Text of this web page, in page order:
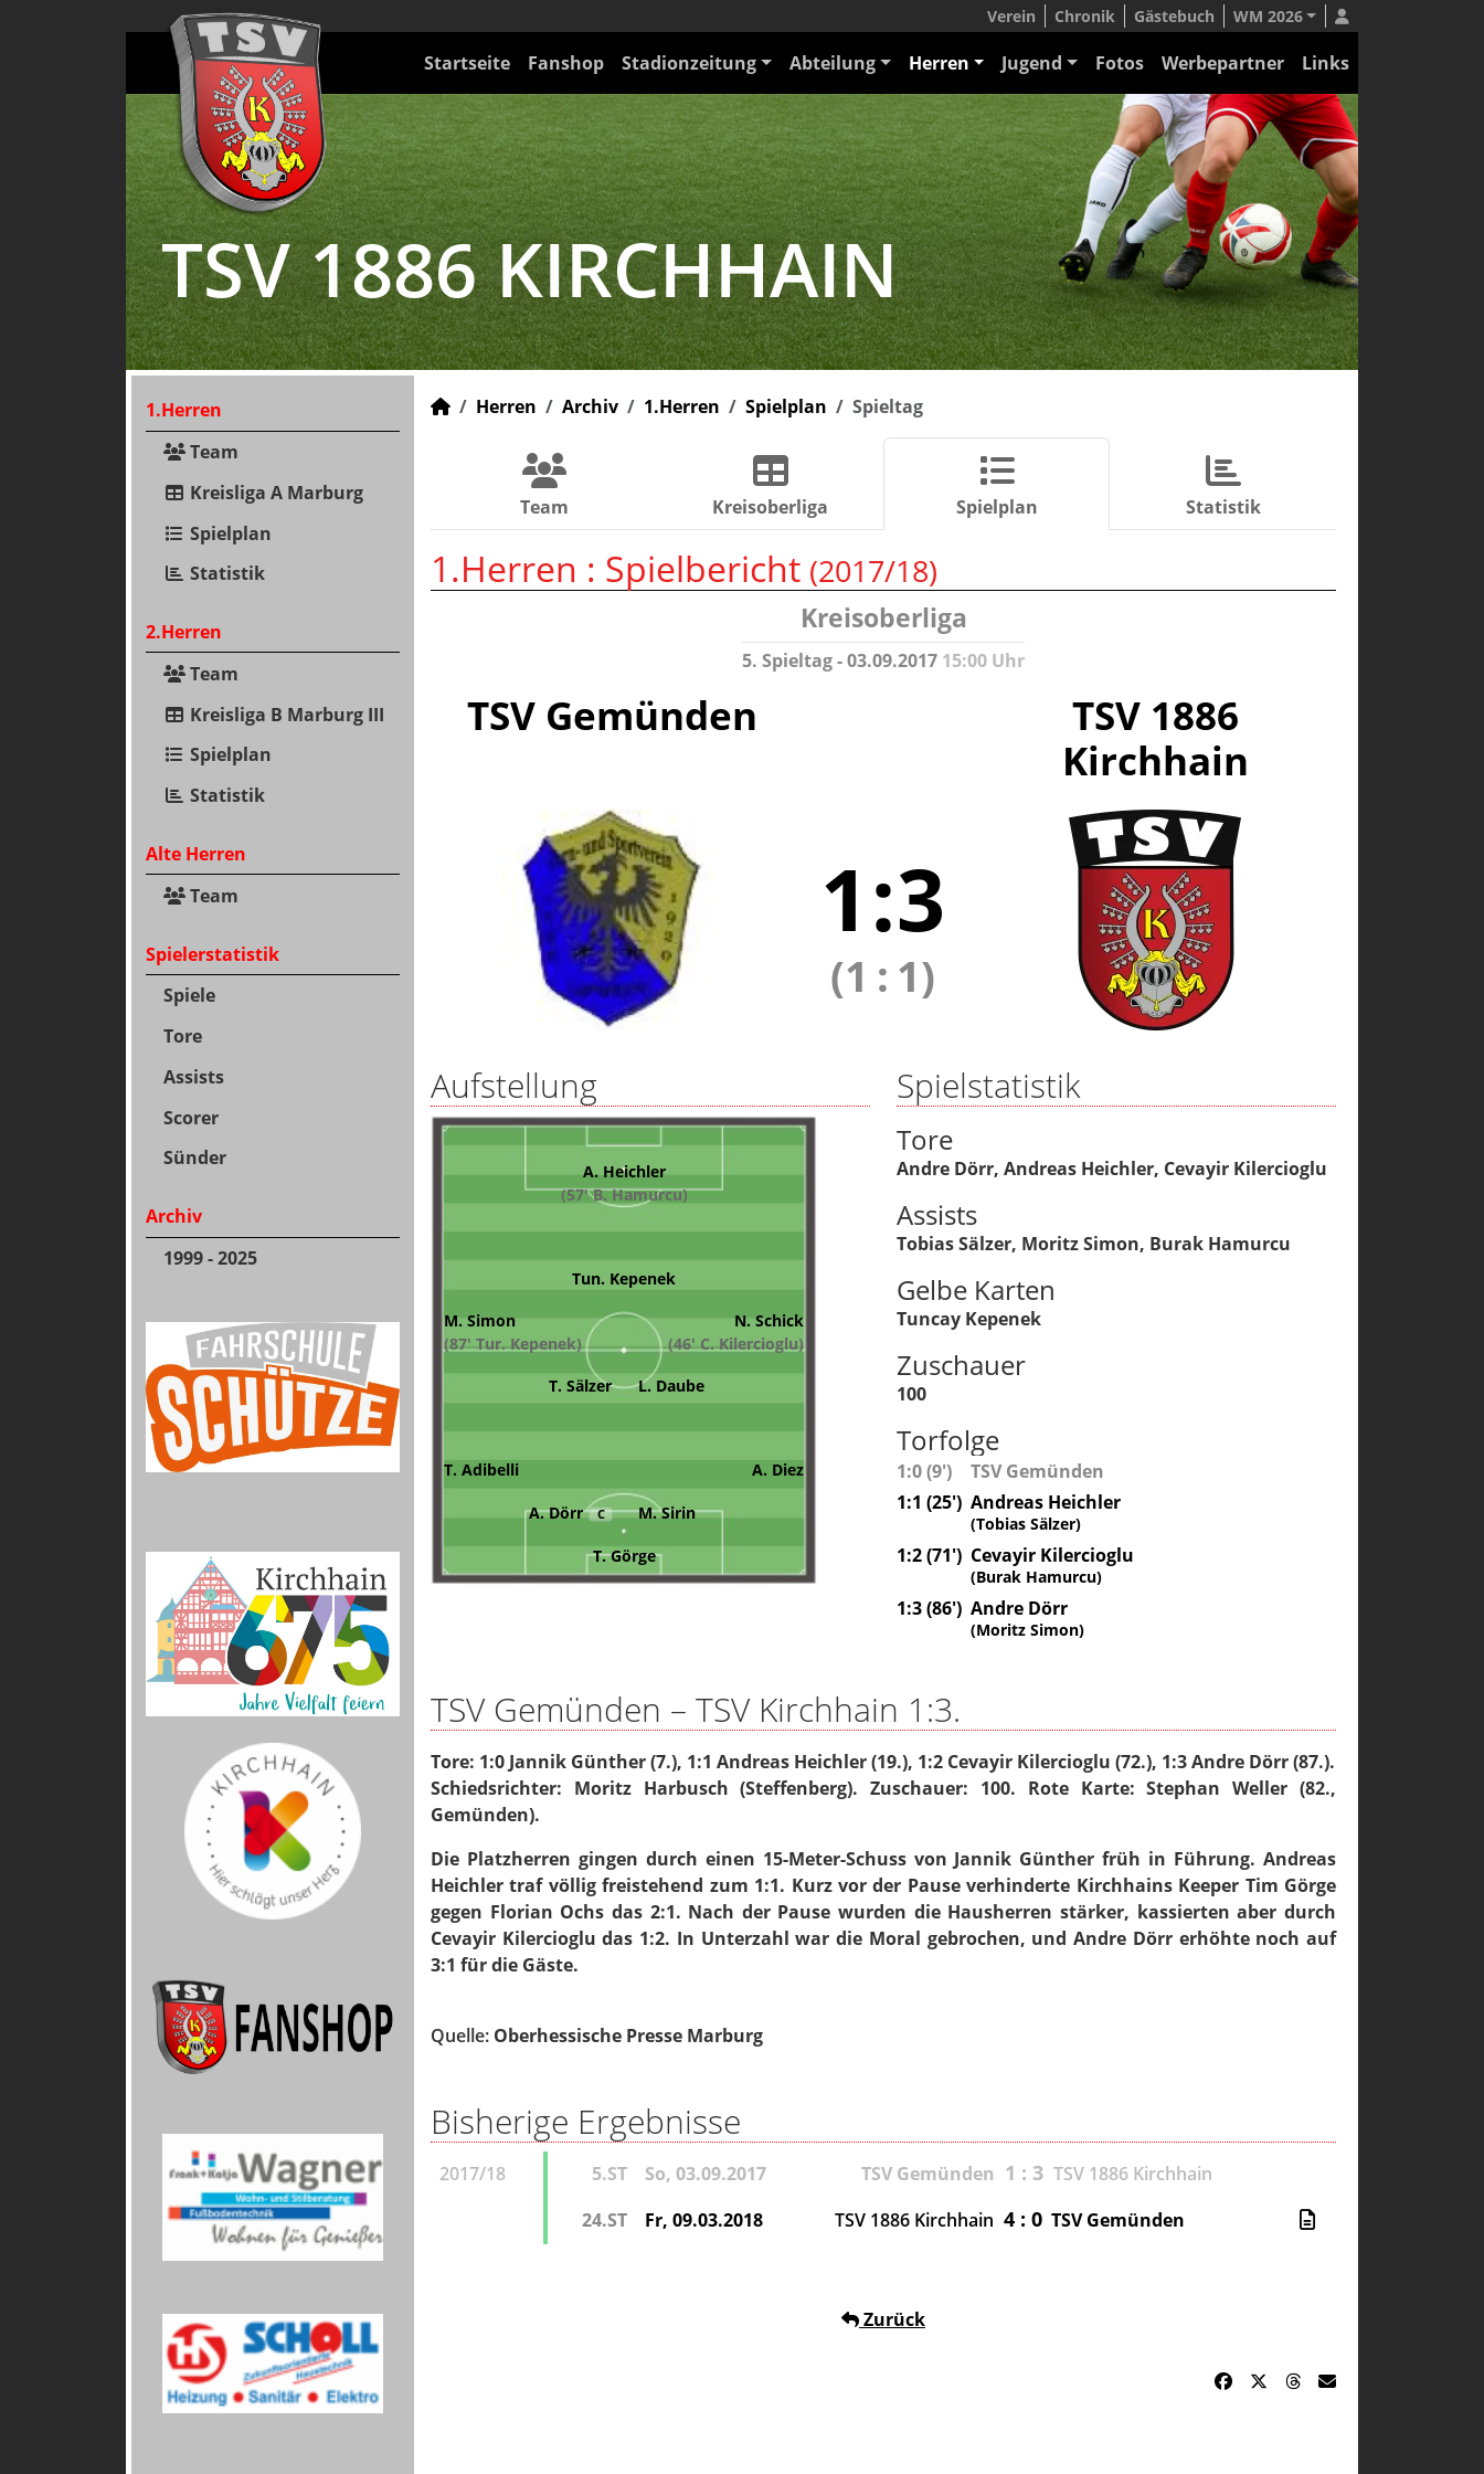
Verein Chronik Gästebuch WM 2026
Startseite Fanshop Stadionzeitung Abteilung Herren Jugend Fotos Werbepartner Links
TSV 1886 KIRCHHAIN
1.Herren
Team
Kreisliga A Marburg
Spielplan
Statistik
2.Herren
Team
Kreisliga B Marburg III
Spielplan
Statistik
Alte Herren
Team
Spielerstatistik
Spiele
Tore
Assists
Scorer
Sünder
Archiv
1999 - 2025
Herren Archiv 1.Herren Spielplan Spieltag
Team Kreisoberliga Spielplan Statistik
1.Herren : Spielbericht (2017/18)
Kreisoberliga
5. Spieltag - 03.09.2017 15:00 Uhr
TSV Gemünden
TSV 1886
Kirchhain
1:3
(1 : 1)
Aufstellung
A. Heichler
(57' B. Hamurcu)
Tun. Kepenek
M. Simon
(87' Tur. Kepenek)
N. Schick
(46' C. Kilercioglu)
T. Sälzer
L. Daube
T. Adibelli A. Diez
A. Dörr C M. Sirin
T. Görge
Spielstatistik
Tore
Andre Dörr, Andreas Heichler, Cevayir Kilercioglu
Assists
Tobias Sälzer, Moritz Simon, Burak Hamurcu
Gelbe Karten
Tuncay Kepenek
Zuschauer
100
Torfolge
1:0 (9')
TSV Gemünden
1:1 (25') Andreas Heichler
(Tobias Sälzer)
1:2 (71') Cevayir Kilercioglu
(Burak Hamurcu)
1:3 (86') Andre Dörr
(Moritz Simon)
TSV Gemünden – TSV Kirchhain 1:3.
Tore: 1:0 Jannik Günther (7.), 1:1 Andreas Heichler (19.), 1:2 Cevayir Kilercioglu (72.), 1:3 Andre Dörr (87.).
Schiedsrichter: Moritz Harbusch (Steffenberg). Zuschauer: 100. Rote Karte: Stephan Weller (82.,
Gemünden).
Die Platzherren gingen durch einen 15-Meter-Schuss von Jannik Günther früh in Führung. Andreas
Heichler traf völlig freistehend zum 1:1. Kurz vor der Pause verhinderte Kirchhains Keeper Tim Görge
gegen Florian Ochs das 2:1. Nach der Pause wurden die Hausherren stärker, kassierten aber durch
Cevayir Kilercioglu das 1:2. In Unterzahl war die Moral gebrochen, und Andre Dörr erhöhte noch auf
3:1 für die Gäste.
Quelle: Oberhessische Presse Marburg
Bisherige Ergebnisse
2017/18 5.ST So, 03.09.2017 TSV Gemünden 1 : 3 TSV 1886 Kirchhain
24.ST
Fr, 09.03.2018 TSV 1886 Kirchhain 4 : 0 TSV Gemünden
Zurück